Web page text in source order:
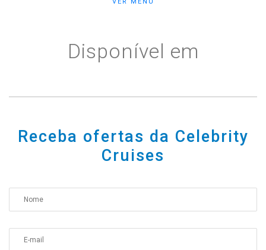
Wanderer℠
Flora®
Disponível em
Receba ofertas da Celebrity
Cruises